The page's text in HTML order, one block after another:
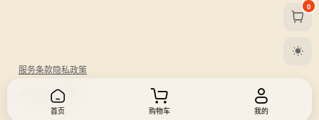
服务条款隐私政策
© 2026 UU日雜.
0
首页 购物车 我的